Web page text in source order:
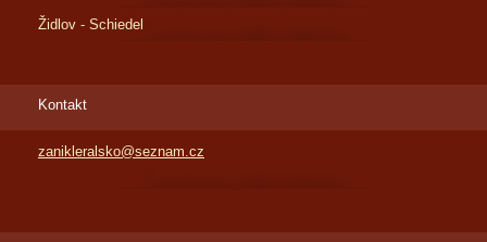
Židlov - Schiedel
Kontakt
zanikleralsko@seznam.cz